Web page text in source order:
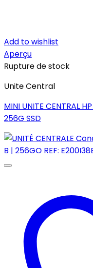
Add to wishlist
Aperçu
Rupture de stock
Unite Central
MINI UNITE CENTRAL
256G SSD